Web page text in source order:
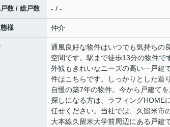
数 / 総戸数 - / -
様 仲介
通風良好な物件はいつでも気持ちの
空間です。駅まで徒歩13分の物件で
外観もきれいなニーズの高い一戸建
件はこちらです。しっかりとした造
自慢の築7年の物件。今から戸建てを
探しになる方は、ラフィングHOME
任せください。当社では、久留米市
大本線久留米大学前周辺にある戸建